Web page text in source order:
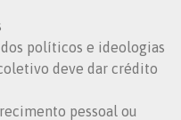
políticos e ideologias
deve dar crédito
pessoal ou